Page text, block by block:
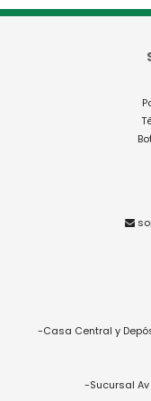
-Casa Central y
-Sucursal Av